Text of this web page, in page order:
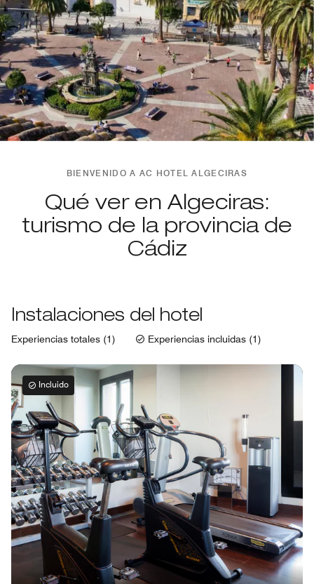
BIENVENIDO A AC HOTEL ALGECIRAS
Qué ver en Algeciras:
turismo de la provincia de
Cádiz
Instalaciones del hotel
Experiencias totales (1) Experiencias incluidas (1)
Incluido